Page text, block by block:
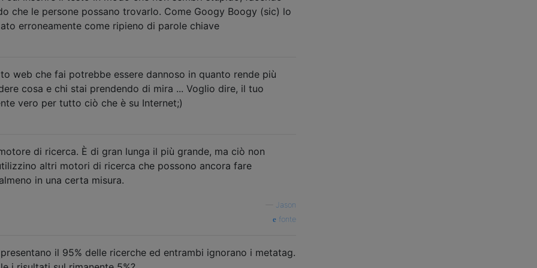
che le persone possano trovarlo. Come Googy Boogy (sic) lo
erroneamente come ripieno di parole chiave
web che fai potrebbe essere dannoso in quanto rende più
cosa e chi stai prendendo di mira ... Voglio dire, il tuo
vero per tutto ciò che è su Internet;)
di ricerca. È di gran lunga il più grande, ma ciò non
altri motori di ricerca che possono ancora fare
in una certa misura.
Jason
fonte
il 95% delle ricerche ed entrambi ignorano i metatag.